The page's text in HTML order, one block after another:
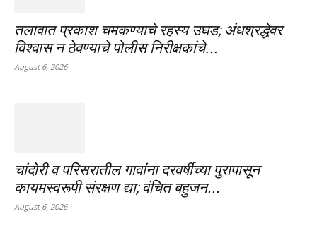
तलावात प्रकाश चमकण्याचे रहस्य उघड; अंधश्रद्धेवर
विश्वास न ठेवण्याचे पोलीस निरीक्षकांचे...
August 6, 2026
चांदोरी व परिसरातील गावांना दरवर्षीच्या पुरापासून
कायमस्वरूपी संरक्षण द्या; वंचित बहुजन...
August 6, 2026